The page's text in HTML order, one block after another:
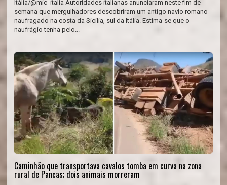
Itália/@mic_italia Autoridades italianas anunciaram neste fim de
semana que mergulhadores descobriram um antigo navio romano
naufragado na costa da Sicília, sul da Itália. Estima-se que o
naufrágio tenha pelo...
Caminhão que transportava cavalos tomba em curva na zona
rural de Pancas; dois animais morreram